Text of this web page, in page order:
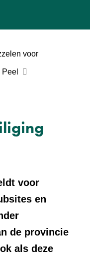
voor
voor
en
de provincie
als deze